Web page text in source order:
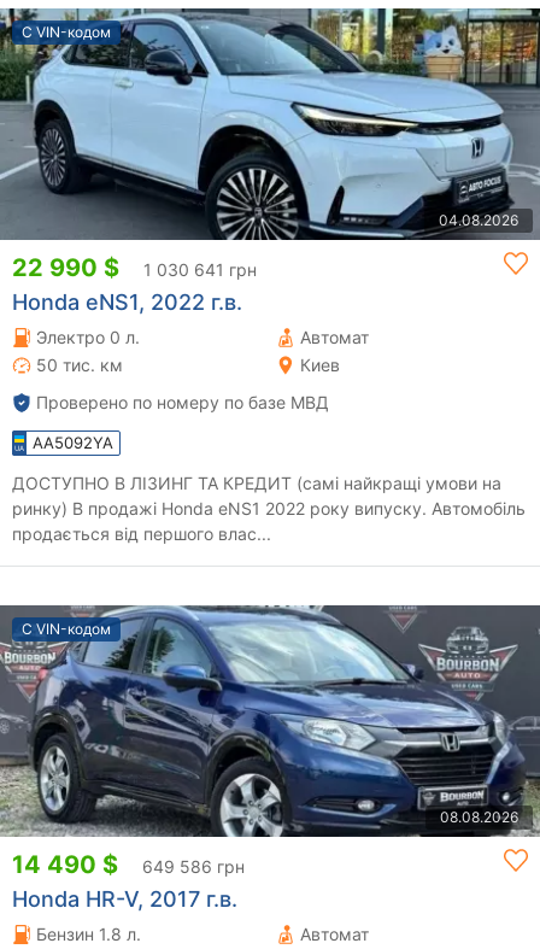
С VIN-кодом
04.08.2026
22 990 $ 1 030 641 грн
Honda eNS1, 2022 г.в.
Электро 0 л.
Автомат
50 тис. км
Киев
Проверено по номеру по базе МВД
AA5092YA
ДОСТУПНО В ЛІЗИНГ ТА КРЕДИТ (самі найкращі умови на
ринку) В продажі Honda eNS1 2022 року випуску. Автомобіль
продається від першого влас...
С VIN-кодом
08.08.2026
14 490 $ 649 586 грн
Honda HR-V, 2017 г.в.
Бензин 1.8 л.
Автомат